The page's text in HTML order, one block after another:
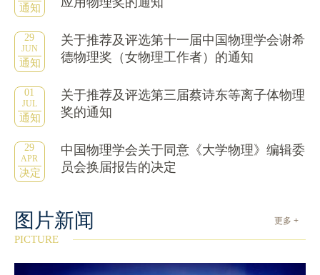
通知
29
JUN
通知
关于推荐及评选第十一届中国物理学会谢希
德物理奖（女物理工作者）的通知
01
JUL
通知
关于推荐及评选第三届蔡诗东等离子体物理
奖的通知
29
APR
决定
中国物理学会关于同意《大学物理》编辑委
员会换届报告的决定
更多 +
图片新闻
PICTURE